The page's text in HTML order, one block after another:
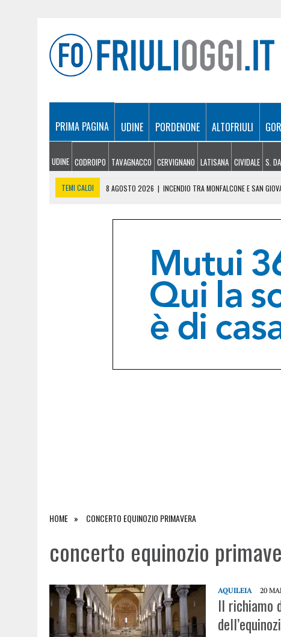
PRIMA PAGINA UDINE PORDENONE ALTOFRIULI
UDINE CODROIPO TAVAGNACCO CERVIGNANO LATISANA CIVIDALE S.
TEMI CALDI 8 AGOSTO 2026 | INCENDIO TRA MONFALCONE E SAN
L’ESERCITAZIONE ALLA DIGA DI SAURIS: RECUPERATO
DOPPIO INTERVENTO IN MONTAGNA: DONNA
HOME CONCERTO EQUINOZIO PRIMAVERA
concerto equinozio
AQUILEIA 20
Il richiamo